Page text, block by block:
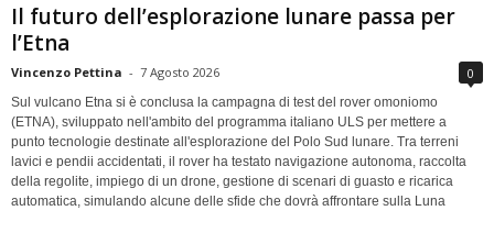
Il futuro dell’esplorazione lunare passa per
l’Etna
Vincenzo Pettina - 7 Agosto 2026 0
Sul vulcano Etna si è conclusa la campagna di test del rover omoniomo
(ETNA), sviluppato nell'ambito del programma italiano ULS per mettere a
punto tecnologie destinate all'esplorazione del Polo Sud lunare. Tra terreni
lavici e pendii accidentati, il rover ha testato navigazione autonoma, raccolta
della regolite, impiego di un drone, gestione di scenari di guasto e ricarica
automatica, simulando alcune delle sfide che dovrà affrontare sulla Luna